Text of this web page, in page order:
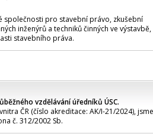
společnosti pro stavební právo, zkušební
inženýrů a techniků činných ve výstavbě,
stavebního práva.
vzdělávání úředníků ÚSC.
ČR (číslo akreditace: AK/I-21/2024), jsme
č. 312/2002 Sb.